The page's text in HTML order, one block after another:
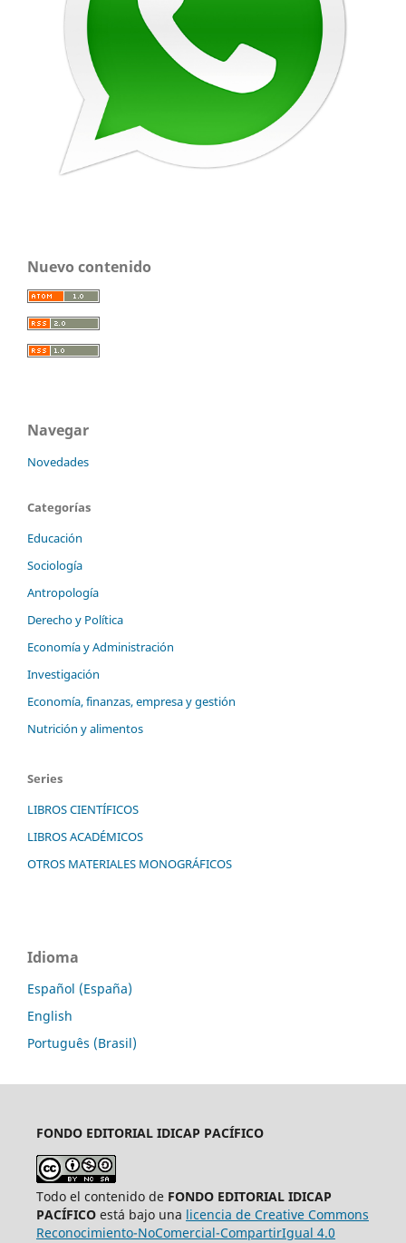
Nuevo contenido
Navegar
Novedades
Categorías
Educación
Sociología
Antropología
Derecho y Política
Economía y Administración
Investigación
Economía, finanzas, empresa y gestión
Nutrición y alimentos
Series
LIBROS CIENTÍFICOS
LIBROS ACADÉMICOS
OTROS MATERIALES MONOGRÁFICOS
Idioma
Español (España)
English
Português (Brasil)
FONDO EDITORIAL IDICAP PACÍFICO
Todo el contenido de FONDO EDITORIAL IDICAP
PACÍFICO está bajo una licencia de Creative Commons
Reconocimiento-NoComercial-CompartirIgual 4.0